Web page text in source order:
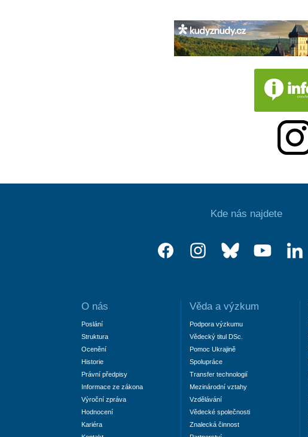
Kde nás najdete
O nás
Poslání
Struktura
Ocenění
Historie
Právní předpisy
Informace ze zákona
Výroční zpráva
Hodnocení
Kariéra
Věda a výzkum
Podpora výzkumu
Vědecký titul DSc.
Pomoc Ukrajině
Spolupráce
Transfer technologií
Mezinárodní vztahy
Vzdělávání
Vědecké společnosti
Znalecká činnost